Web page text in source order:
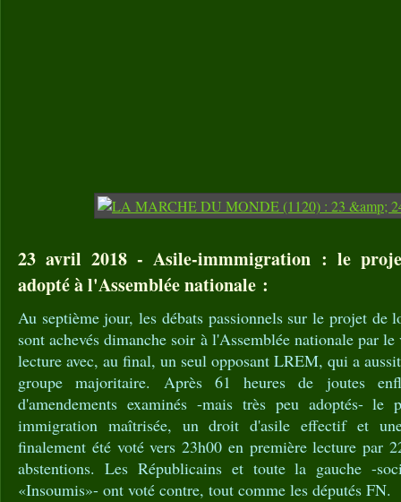
23 avril 2018 - Asile-immmigration : le
adopté à l'Assemblée nationale :
Au septième jour, les débats passionnels sur le projet de
sont achevés dimanche soir à l'Assemblée nationale par
lecture avec, au final, un seul opposant LREM, qui a
groupe majoritaire. Après 61 heures de joutes
d'amendements examinés -mais très peu adoptés-
immigration maîtrisée, un droit d'asile effectif et
finalement été voté vers 23h00 en première lecture par
abstentions. Les Républicains et toute la gauche -
«Insoumis»- ont voté contre, tout comme les députés FN.